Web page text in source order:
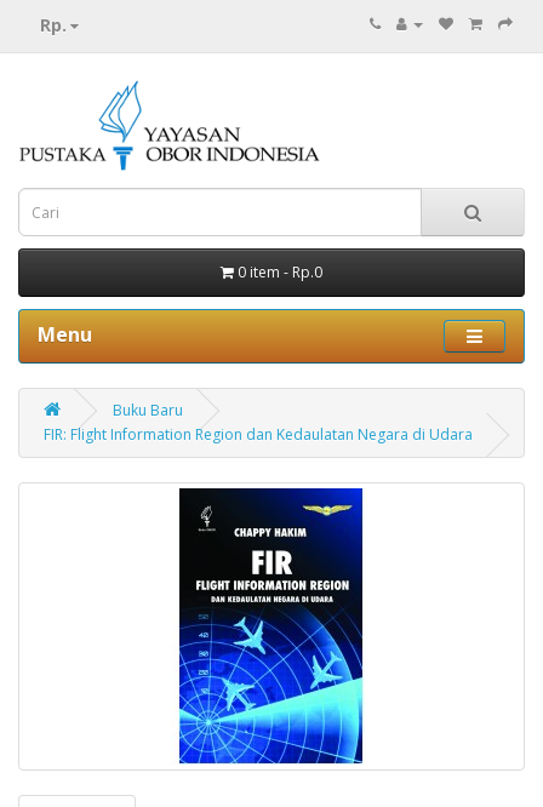
Rp.
0 item - Rp.0
Menu
Buku Baru
FIR: Flight Information Region dan Kedaulatan Negara di Udara